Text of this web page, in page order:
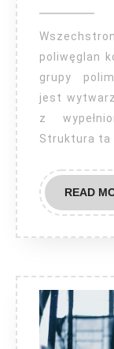
Wszechstronny poliwęglan komorowy:
poliwęglan
grupy
jest
z
Struktura ta
READ